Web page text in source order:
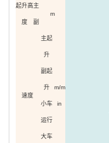
起升高
度
主
m
副
速度
主起
升
m/m
in
副起
升
小车
运行
大车